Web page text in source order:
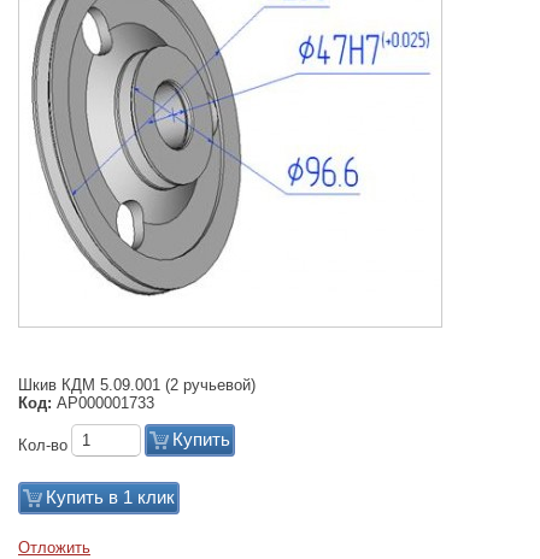
Шкив КДМ 5.09.001 (2 ручьевой)
Код: АР000001733
Кол-во Купить
Купить в 1 клик
Отложить